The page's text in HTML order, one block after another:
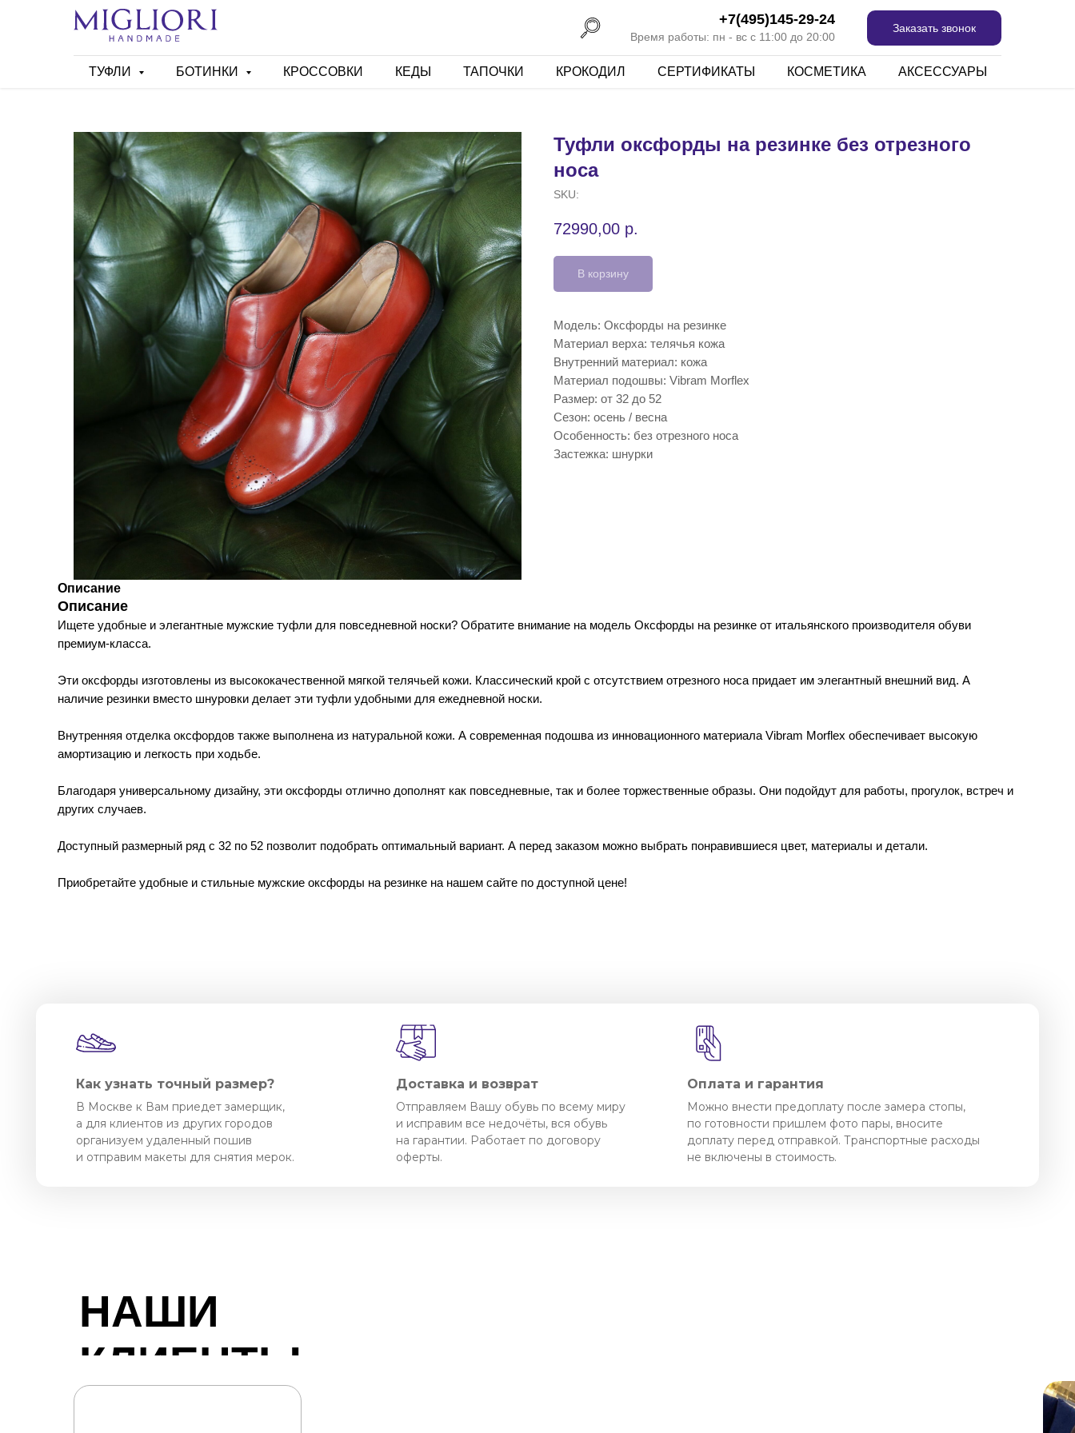
+7(495)145-29-24
Время работы: пн - вс с 11:00 до 20:00
Заказать звонок
ТУФЛИ БОТИНКИ КРОССОВКИ КЕДЫ ТАПОЧКИ КРОКОДИЛ СЕРТИФИКАТЫ КОСМЕТИКА АКСЕССУАРЫ
Туфли оксфорды на резинке без отрезного
носа
SKU:
72990,00 р.
В корзину
Модель: Оксфорды на резинке
Материал верха: телячья кожа
Внутренний материал: кожа
Материал подошвы: Vibram Morflex
Размер: от 32 до 52
Сезон: осень / весна
Особенность: без отрезного носа
Застежка: шнурки
Описание
Описание
Ищете удобные и элегантные мужские туфли для повседневной носки? Обратите внимание на модель Оксфорды на резинке от итальянского производителя обуви
премиум-класса.
Эти оксфорды изготовлены из высококачественной мягкой телячьей кожи. Классический крой с отсутствием отрезного носа придает им элегантный внешний вид. А
наличие резинки вместо шнуровки делает эти туфли удобными для ежедневной носки.
Внутренняя отделка оксфордов также выполнена из натуральной кожи. А современная подошва из инновационного материала Vibram Morflex обеспечивает высокую
амортизацию и легкость при ходьбе.
Благодаря универсальному дизайну, эти оксфорды отлично дополнят как повседневные, так и более торжественные образы. Они подойдут для работы, прогулок, встреч и
других случаев.
Доступный размерный ряд с 32 по 52 позволит подобрать оптимальный вариант. А перед заказом можно выбрать понравившиеся цвет, материалы и детали.
Приобретайте удобные и стильные мужские оксфорды на резинке на нашем сайте по доступной цене!
Доставка и возврат
В Москве к Вам приедет замерщик,
а для клиентов из других городов
организуем удаленный пошив
и отправим макеты для снятия мерок.
Как узнать точный размер?
Отправляем Вашу обувь по всему миру
и исправим все недочёты, вся обувь
на гарантии. Работает по договору
оферты.
Оплата и гарантия
Можно внести предоплату после замера стопы,
по готовности пришлем фото пары, вносите
доплату перед отправкой. Транспортные расходы
не включены в стоимость.
НАШИ
КЛИЕНТЫ